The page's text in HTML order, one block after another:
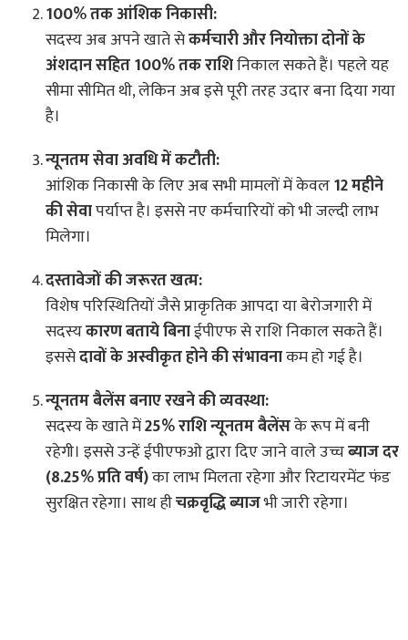
100% तक आंशिक निकासी:
सदस्य अब अपने खाते सेकर्मचारी और नियोक्ता दोनों के
अंशदान सहित 100% तक राशिनिकाल सकते हैं। पहले यह
सीमा सीमित थी, लेकिन अब इसे पूरी तरह उदार बना दिया गया
है।
न्यूनतम सेवा अवधि में कटौती:
आंशिक निकासी के लिए अब सभी मामलों में केवल12 महीने
की सेवापर्याप्त है। इससे नए कर्मचारियों को भी जल्दी लाभ
मिलेगा।
दस्तावेजों की जरूरत खत्म:
विशेष परिस्थितियों जैसे प्राकृतिक आपदा या बेरोजगारी में
सदस्यकारण बताये बिनाईपीएफ से राशि निकाल सकते हैं।
इससेदावों के अस्वीकृत होने की संभावनाकम हो गई है।
न्यूनतम बैलेंस बनाए रखने की व्यवस्था:
सदस्य के खाते में25% राशि न्यूनतम बैलेंसके रूप में बनी
रहेगी। इससे उन्हें ईपीएफओ द्वारा दिए जाने वाले उच्चब्याज दर
(8.25% प्रति वर्ष)का लाभ मिलता रहेगा और रिटायरमेंट फंड
सुरक्षित रहेगा। साथ हीचक्रवृद्धि ब्याजभी जारी रहेगा।